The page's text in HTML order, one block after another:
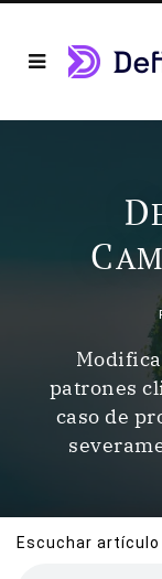
D
C
patrones
caso de
Escuchar artículo